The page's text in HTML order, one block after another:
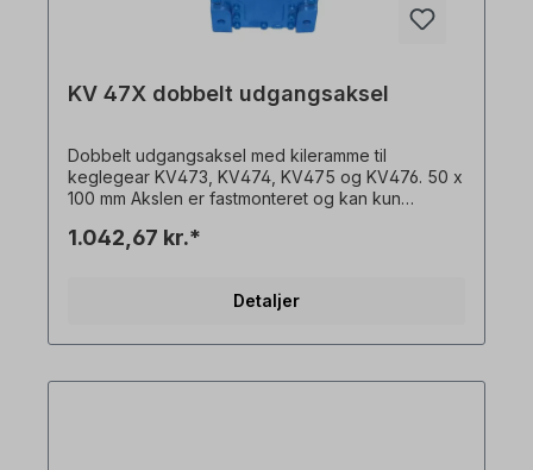
KV 47X dobbelt udgangsaksel
Dobbelt udgangsaksel med kileramme til
keglegear KV473, KV474, KV475 og KV476. 50 x
100 mm Akslen er fastmonteret og kan kun
produktbilleder er ikke-bindende eksempler! Der
1.042,67 kr.*
Detaljer